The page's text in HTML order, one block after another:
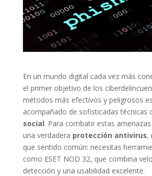
En un mundo digital cada vez más
el primer objetivo de los
métodos más efectivos y peligrosos
acompañado de sofisticadas técnicas
social. Para combatir estas
una verdadera protección antivirus,
que sentido común: necesitas
como ESET NOD 32, que combina
detección y una usabilidad excelente.